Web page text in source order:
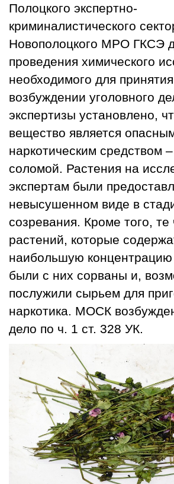
Полоцкого экспертно-
криминалистического
Новополоцкого МРО ГКСЭ
проведения химического
необходимого для
возбуждении уголовного
экспертизы установлено,
вещество является
наркотическим средством
соломой. Растения на
экспертам были
невысушенном виде в
созревания. Кроме того, те
растений, которые
наибольшую концентрацию
были с них сорваны и,
послужили сырьем для
наркотика. МОСК
дело по ч. 1 ст. 328 УК.